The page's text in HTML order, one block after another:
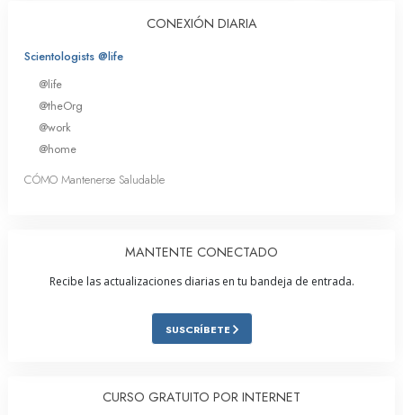
CONEXIÓN DIARIA
Scientologists @life
@life
@theOrg
@work
@home
CÓMO Mantenerse Saludable
MANTENTE CONECTADO
Recibe las actualizaciones diarias en tu bandeja de entrada.
SUSCRÍBETE
CURSO GRATUITO POR INTERNET